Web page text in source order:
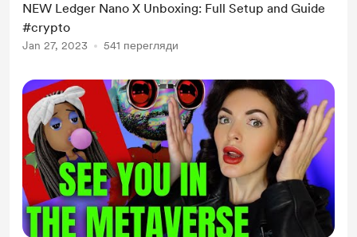
NEW Ledger Nano X Unboxing: Full Setup and Guide
#crypto
Jan 27, 2023 541 перегляди